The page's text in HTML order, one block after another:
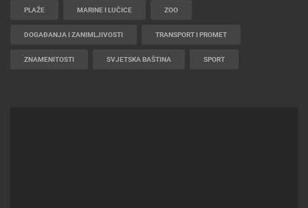
PLAŽE MARINE I LUČICE ZOO
DOGAĐANJA I ZANIMLJIVOSTI TRANSPORT I PROMET
ZNAMENITOSTI SVJETSKA BAŠTINA SPORT